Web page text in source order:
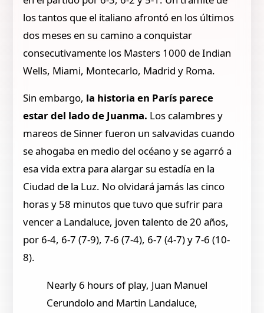
los tantos que el italiano afrontó en los últimos
dos meses en su camino a conquistar
consecutivamente los Masters 1000 de Indian
Wells, Miami, Montecarlo, Madrid y Roma.
Sin embargo, la historia en París parece
estar del lado de Juanma. Los calambres y
mareos de Sinner fueron un salvavidas cuando
se ahogaba en medio del océano y se agarró a
esa vida extra para alargar su estadía en la
Ciudad de la Luz. No olvidará jamás las cinco
horas y 58 minutos que tuvo que sufrir para
vencer a Landaluce, joven talento de 20 años,
por 6-4, 6-7 (7-9), 7-6 (7-4), 6-7 (4-7) y 7-6 (10-
8).
Nearly 6 hours of play, Juan Manuel
Cerundolo and Martin Landaluce,